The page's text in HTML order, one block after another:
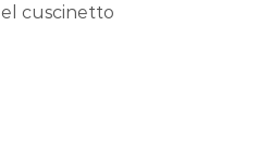
cuscinetto